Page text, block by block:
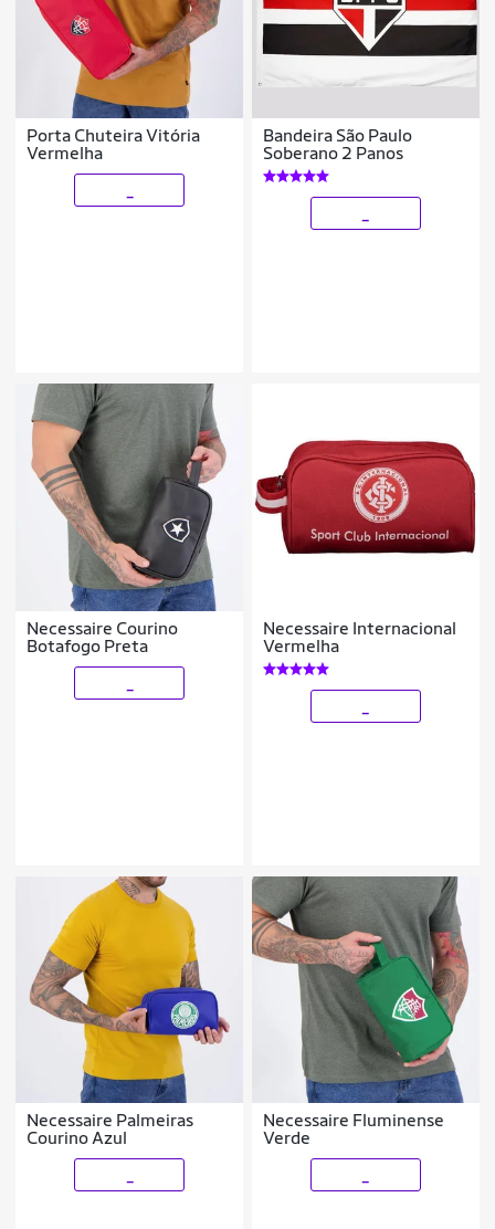
Porta Chuteira Vitória
Vermelha
Bandeira São Paulo
Soberano 2 Panos
Necessaire Courino
Botafogo Preta
Necessaire Internacional
Vermelha
Necessaire Palmeiras
Courino Azul
Necessaire Fluminense
Verde